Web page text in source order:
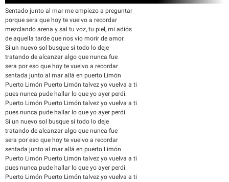
Sentado junto al mar me empiezo a preguntar
porque sera que hoy te vuelvo a recordar
mezclando arena y sal tu voz, tu piel, mi adiós
de aquella tarde que nos vio morir de amor.
Si un nuevo sol busque si todo lo deje
tratando de alcanzar algo que nunca fue
sera por eso que hoy te vuelvo a recordar
sentada junto al mar allá en puerto Limón
Puerto Limón Puerto Limón talvez yo vuelva a ti
pues nunca pude hallar lo que yo ayer perdi.
Puerto Limón Puerto Limón talvez yo vuelva a ti
pues nunca pude hallar lo que yo ayer perdi.
Si un nuevo sol busque si todo lo deje
tratando de alcanzar algo que nunca fue
sera por eso que hoy te vuelvo a recordar
sentada junto al mar allá en puerto Limón
Puerto Limón Puerto Limón talvez yo vuelva a ti
pues nunca pude hallar lo que yo ayer perdi.
Puerto Limón Puerto Limón talvez yo vuelva a ti